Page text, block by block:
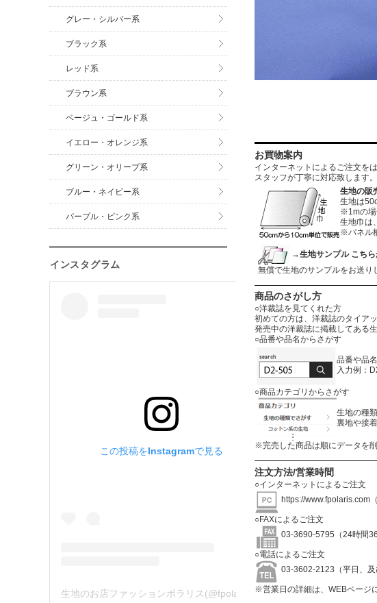
お買物案内
インターネットによるご注文を
スタッフが丁寧に対応致します
生地の販
生地は
※1mの場
生地巾は
※パネル
→生地サンプル こち
無償で生地のサンプルをお送り
商品のさがし方
○洋裁誌を見てくれた方
初めての方は、洋裁誌のタイア
発売中の洋裁誌に掲載してある
○品番や品名からさがす
品番や品
入力例：
○商品カテゴリからさがす
生地の種
裏地や接
※完売した商品は順にデータを
注文方法/営業時間
○インターネットによるご注文
https://www.fpolaris.com
○FAXによるご注文
03-3690-5795（24時間
○電話によるご注文
03-3602-2123（平日、
※営業日の詳細は、WEBページ
グレー・シルバー系
ブラック系
レッド系
ブラウン系
ベージュ・ゴールド系
イエロー・オレンジ系
グリーン・オリーブ系
ブルー・ネイビー系
パープル・ピンク系
インスタグラム
この投稿をInstagramで見る
生地のお店ファッションポラリス(@fpolaris_textile)がシェアした投稿